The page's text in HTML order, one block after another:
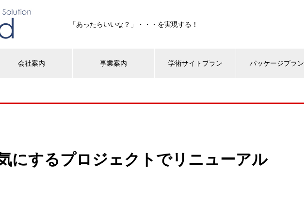
「あったらいいな？」・・・を実現する！
会社案内 事業案内 学術サイトプラン パッケージプラン
にするプロジェクトでリニューアル